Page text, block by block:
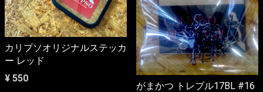
カリプソオリジナルステッカ
ー レッド
¥ 550
がまかつ トレブル17BL #16